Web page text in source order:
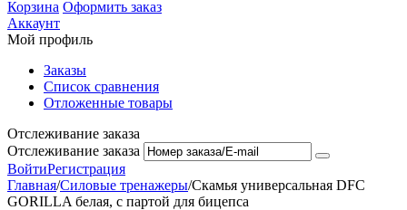
Корзина Оформить заказ
Аккаунт
Мой профиль
Заказы
Список сравнения
Отложенные товары
Отслеживание заказа
Отслеживание заказа
ВойтиРегистрация
Главная/Силовые тренажеры/Скамья универсальная DFC
GORILLA белая, с партой для бицепса